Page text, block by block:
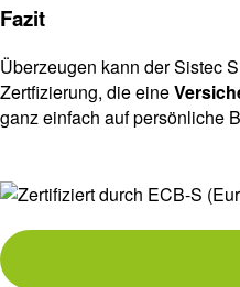
Fazit
Überzeugen kann der Sistec
Zertfizierung, die eine
ganz einfach auf persönliche